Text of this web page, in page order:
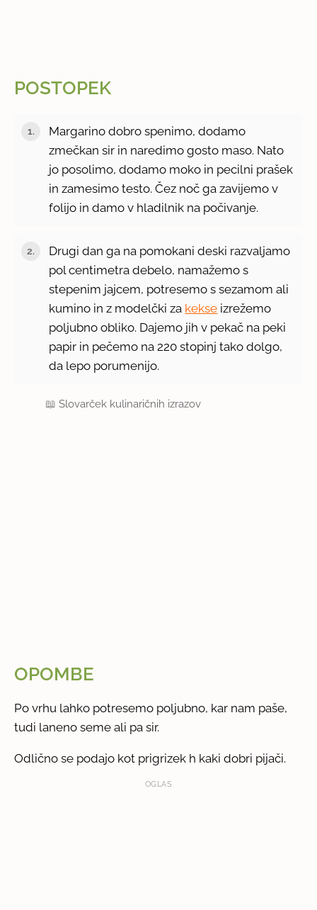
POSTOPEK
Margarino dobro spenimo, dodamo
zmečkan sir in naredimo gosto maso. Nato
jo posolimo, dodamo moko in pecilni prašek
in zamesimo testo. Čez noč ga zavijemo v
folijo in damo v hladilnik na počivanje.
Drugi dan ga na pomokani deski razvaljamo
pol centimetra debelo, namažemo s
stepenim jajcem, potresemo s sezamom ali
kumino in z modelčki za kekse izrežemo
poljubno obliko. Dajemo jih v pekač na peki
papir in pečemo na 220 stopinj tako dolgo,
da lepo porumenijo.
📖Slovarček kulinaričnih izrazov
OPOMBE
Po vrhu lahko potresemo poljubno, kar nam paše,
tudi laneno seme ali pa sir.
Odlično se podajo kot prigrizek h kaki dobri pijači.
OGLAS